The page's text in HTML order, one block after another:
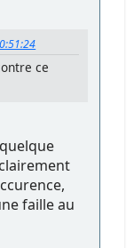
ce
faille au